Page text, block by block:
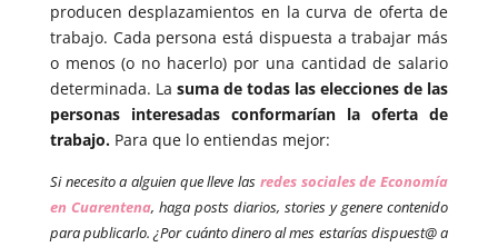
producen desplazamientos en la curva de oferta de
trabajo. Cada persona está dispuesta a trabajar más
o menos (o no hacerlo) por una cantidad de salario
determinada. La suma de todas las elecciones de las
personas interesadas conformarían la oferta de
trabajo.Para que lo entiendas mejor:
Si necesito a alguien que lleve las redes sociales de Economía
en Cuarentena, haga posts diarios, stories y genere contenido
para publicarlo. ¿Por cuánto dinero al mes estarías dispuest@ a